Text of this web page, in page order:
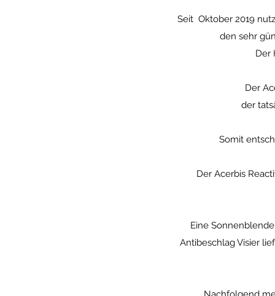
Seit Oktober 2019
den sehr
Der
Der
der
Somit
Der Acerbis
Eine
Antibeschlag Visier